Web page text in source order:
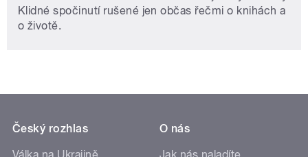
Klidné spočinutí rušené jen občas řečmi o knihách a
o životě.
Český rozhlas
O nás